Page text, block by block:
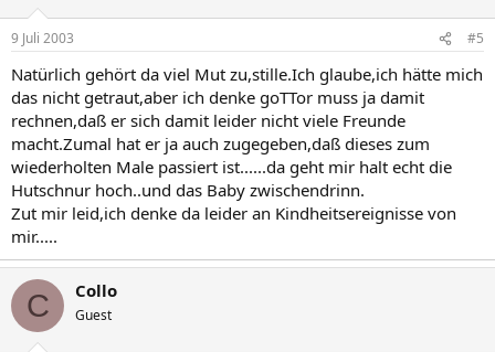
9 Juli 2003 #5
Natürlich gehört da viel Mut zu,stille.Ich glaube,ich hätte mich
das nicht getraut,aber ich denke goTTor muss ja damit
rechnen,daß er sich damit leider nicht viele Freunde
macht.Zumal hat er ja auch zugegeben,daß dieses zum
wiederholten Male passiert ist......da geht mir halt echt die
Hutschnur hoch..und das Baby zwischendrinn.
Zut mir leid,ich denke da leider an Kindheitsereignisse von
mir.....
C Collo
Guest